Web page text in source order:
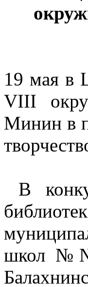
19 мая в
VIII
Минин в
В
школ №№